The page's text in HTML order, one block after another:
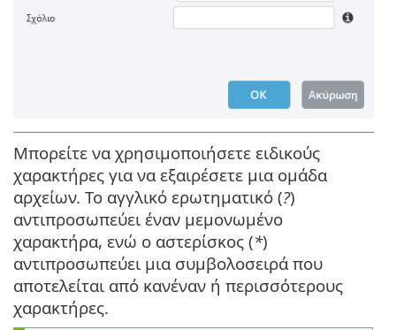
Μπορείτε να χρησιμοποιήσετε ειδικούς
χαρακτήρες για να εξαιρέσετε μια ομάδα
αρχείων. Το αγγλικό ερωτηματικό (?)
αντιπροσωπεύει έναν μεμονωμένο
χαρακτήρα, ενώ ο αστερίσκος (*)
αντιπροσωπεύει μια συμβολοσειρά που
αποτελείται από κανέναν ή περισσότερους
χαρακτήρες.